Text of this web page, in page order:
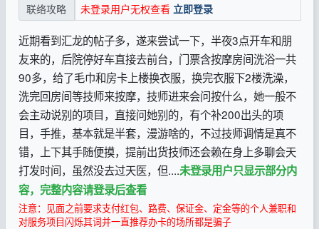
联络攻略 未登录用户无权查看 立即登录
近期看到汇龙的帖子多，遂来尝试一下，半夜3点开车和朋
友来的，后院停好车直接去前台，门票含按摩房间洗浴一共
90多，给了毛巾和房卡上楼换衣服，换完衣服下2楼洗澡，
洗完回房间等技师来按摩，技师进来会问按什么，她一般不
会主动说别的项目，直接问她别的，有个补200出头的项
目，手推，基本就是半套，漫游啥的，不过技师调情是真不
错，上下其手随便摸，提前出货技师还会赖在身上多聊会天
打发时间，虽然没去过天医，但....未登录用户只显示部分内
容，完整内容请登录后查看
注意：见面之前要求支付红包、路费、保证金、定金等的个人兼职和
对服务项目闪烁其词并一直推荐办卡的场所都是骗子